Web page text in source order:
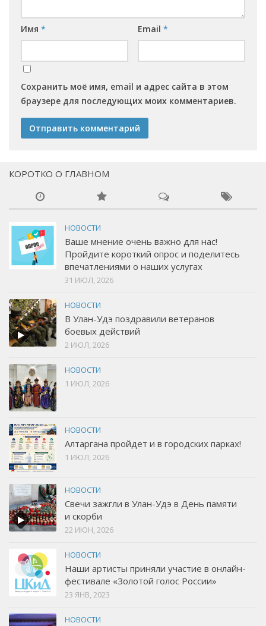
Имя * Email *
Сохранить моё имя, email и адрес сайта в этом
браузере для последующих моих комментариев.
КОРОТКО О ГЛАВНОМ
НОВОСТИ
Ваше мнение очень важно для нас!
Пройдите короткий опрос и поделитесь
впечатлениями о наших услугах
31 ИЮЛ, 2026
НОВОСТИ
В Улан-Удэ поздравили ветеранов
боевых действий
2 ИЮЛ, 2026
НОВОСТИ
1 ИЮЛ, 2026
НОВОСТИ
Алтаргана пройдет и в городских парках!
1 ИЮЛ, 2026
НОВОСТИ
Свечи зажгли в Улан-Удэ в День памяти
и скорби
22 ИЮН, 2026
НОВОСТИ
Наши артисты приняли участие в онлайн-
фестивале «Золотой голос России»
23 ЯНВ, 2023
НОВОСТИ